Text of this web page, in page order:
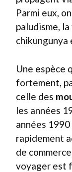
Parmi eux,
paludisme,
chikungunya
Une espèce
fortement,
celle des
les années
années
rapidement
de
voyager est